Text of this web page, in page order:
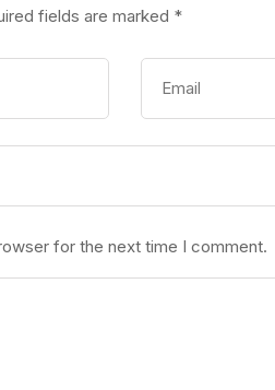
fields are marked *
for the next time I comment.